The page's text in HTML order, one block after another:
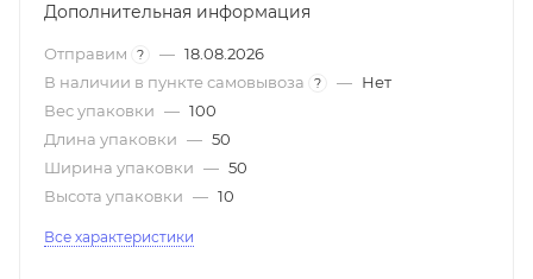
Дополнительная информация
Отправим ? — 18.08.2026
В наличии в пункте самовывоза
? — Нет
Вес упаковки — 100
Длина упаковки — 50
Ширина упаковки — 50
Высота упаковки — 10
Все характеристики